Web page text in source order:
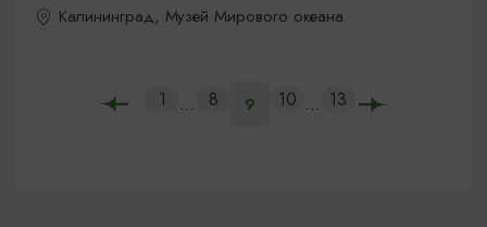
Калининград, Музей Мирового океана
1 ... 8 9 10 ... 13